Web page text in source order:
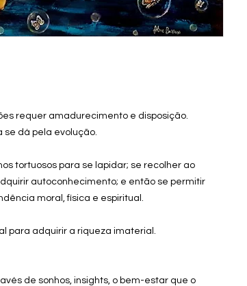
requer amadurecimento e disposição.
se dá pela evolução.
tortuosos para se lapidar; se recolher ao
autoconhecimento; e então se permitir
moral, física e espiritual.
para adquirir a riqueza imaterial.
de sonhos, insights, o bem-estar que o